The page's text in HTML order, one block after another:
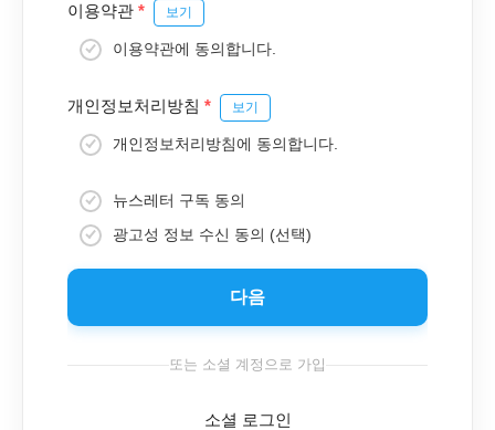
이용약관 * 보기
이용약관에 동의합니다.
개인정보처리방침 * 보기
개인정보처리방침에 동의합니다.
뉴스레터 구독 동의
광고성 정보 수신 동의 (선택)
다음
또는 소셜 계정으로 가입
소셜 로그인